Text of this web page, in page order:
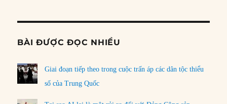
BÀI ĐƯỢC ĐỌC NHIỀU
Giai đoạn tiếp theo trong cuộc trấn áp các dân tộc thiểu
số của Trung Quốc